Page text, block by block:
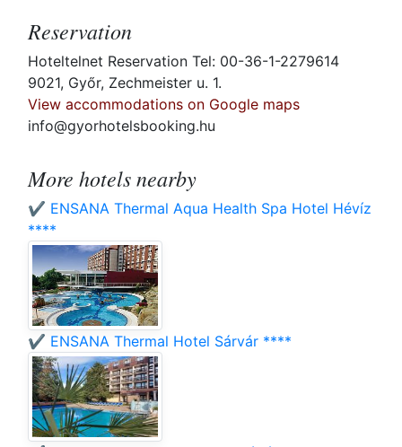
Reservation
Hoteltelnet Reservation Tel: 00-36-1-2279614
9021, Győr, Zechmeister u. 1.
View accommodations on Google maps
info@gyorhotelsbooking.hu
More hotels nearby
✔️ ENSANA Thermal Aqua Health Spa Hotel Hévíz
****
✔️ ENSANA Thermal Hotel Sárvár ****